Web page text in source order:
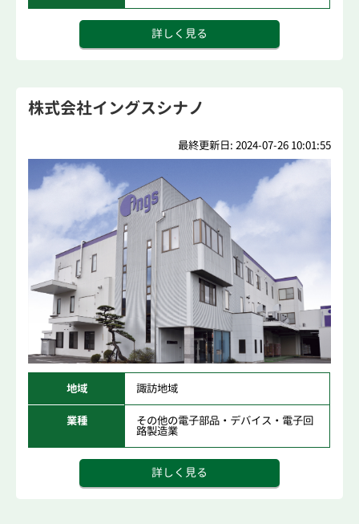
詳しく見る
株式会社イングスシナノ
最終更新日: 2024-07-26 10:01:55
地域 諏訪地域
業種 その他の電子部品・デバイス・電子回
路製造業
詳しく見る